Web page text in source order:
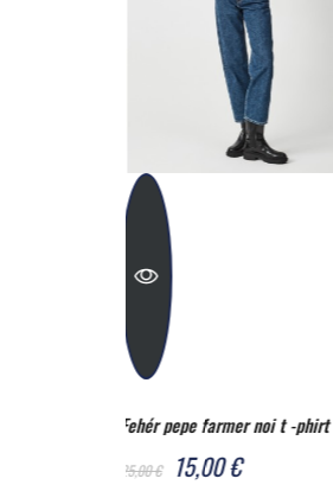
Fekete pepe farmer noi t -phirt
35,00 € 21,00 €